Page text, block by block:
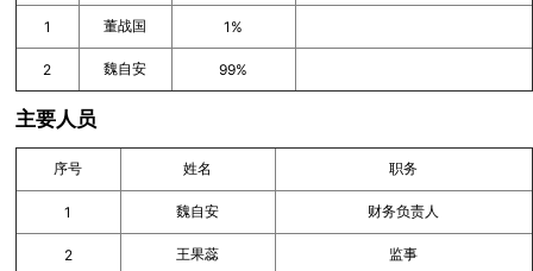
1 董战国 1%
2 魏自安 99%
主要人员
序号 姓名 职务
1 魏自安 财务负责人
2 王果蕊 监事